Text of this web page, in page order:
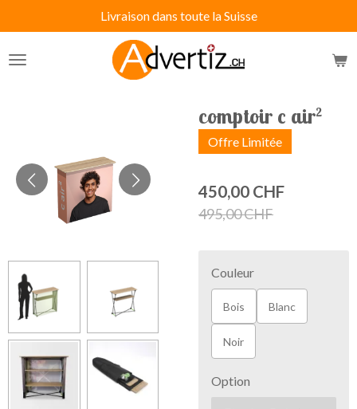
au
contenu
Livraison dans toute la Suisse
comptoir c air²
Offre Limitée
450,00 CHF
495,00 CHF
Couleur
Bois Blanc
Noir
Option